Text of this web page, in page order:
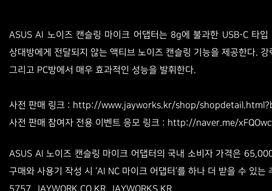
ASUS AI 노이즈 캔슬링 마이크 어댑터는 8g에 불과한 USB-C 타
상대방에게 전달되지 않는 액티브 노이즈 캔슬링 기능을 제공한다. 강
그리고 PC방에서 매우 효과적인 성능을 발휘한다.
사전 판매 링크 : http://www.jayworks.kr/shop/
사전 판매 참여자 전용 이벤트 응모 링크 : http://naver.me/
ASUS AI 노이즈 캔슬링 마이크 어댑터의 국내 소비자 가격은
구매와 사용기 작성 시 ‘AI NC 마이크 어댑터’를 하나 더 받을 수 있
5757, JAYWORK.CO.KR, JAYWORKS.KR